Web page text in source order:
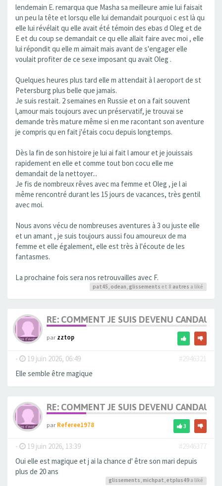
lendemain E. remarqua que Masha sa meilleure amie lui faisait
un peu la tête et lorsqu elle lui demandait pourquoi c est là qu
elle lui révélait qu elle avait été témoin des ebas d Oleg et de
E et du coup se demandait ce qu elle allait faire avec moi , elle
lui répondit qu elle m aimait mais avant de s'engager elle
voulait profiter de ce sexe imposant qu avait Oleg .
Quelques heures plus tard elle m attendait à l aeroport de st
Petersburg plus belle que jamais.
Je suis restait. 2 semaines en Russie et on a fait souvent
l,amour mais toujours avec un préservatif, je trouvai se
demande très mature même si en me racontant son aventure
je compris qu en fait j'étais cocu depuis longtemps.
Dès la fin de son histoire je lui ai fait l amour et je jouissais
rapidement en elle et comme tout bon cocu elle me
demandait de la nettoyer...
Je fis de nombreux rêves avec ma femme et Oleg , je l ai
même rencontré durant les 15 jours de vacances, très gentil
avec moi.
Nous avons vécu de nombreuses aventures à 3 ou juste elle
et un amant , je suis toujours aussi fou amoureux de ma
femme et elle également, elle est très à l'écoute de les
fantasmes.
La prochaine fois sera nos retrouvailles avec F.
pat45 odean glissements et 8 autres a liké
RE: COMMENT JE SUIS DEVENU
parzztop
- 19 juin 2026, 06:49
#2946321
Elle semble être magique
RE: COMMENT JE SUIS DEVENU
parReferee1978 3
- 19 juin 2026, 13:39
#2946377
Oui elle est magique et j ai la chance d' être son mari depuis
plus de 20 ans
glissements, michpat,etplus49 a liké